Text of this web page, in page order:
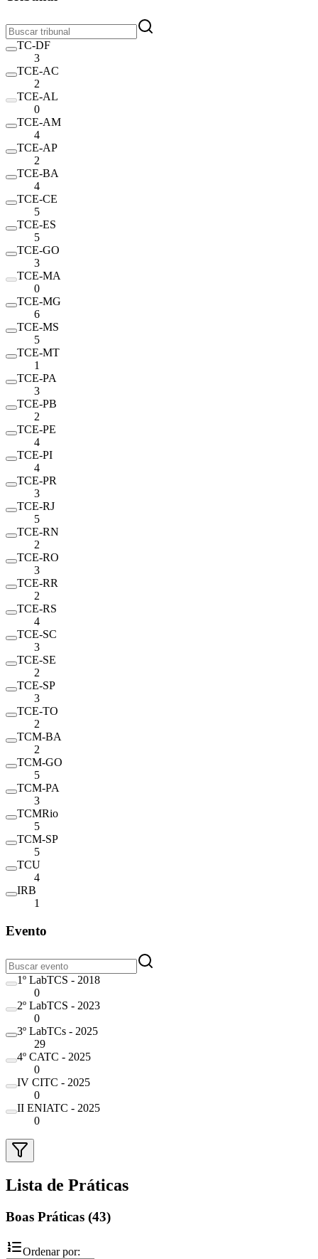
TC-DF
3
TCE-AC
2
TCE-AL
0
TCE-AM
4
TCE-AP
2
TCE-BA
4
TCE-CE
5
TCE-ES
5
TCE-GO
3
TCE-MA
0
TCE-MG
6
TCE-MS
5
TCE-MT
1
TCE-PA
3
TCE-PB
2
TCE-PE
4
TCE-PI
4
TCE-PR
3
TCE-RJ
5
TCE-RN
2
TCE-RO
3
TCE-RR
2
TCE-RS
4
TCE-SC
3
TCE-SE
2
TCE-SP
3
TCE-TO
2
TCM-BA
2
TCM-GO
5
TCM-PA
3
TCMRio
5
TCM-SP
5
TCU
4
IRB
1
Evento
1º LabTCS - 2018
0
2º LabTCS - 2023
0
3º LabTCs - 2025
29
4º CATC - 2025
0
IV CITC - 2025
0
II ENIATC - 2025
0
Lista de Práticas
Boas Práticas (43)
Ordenar por: